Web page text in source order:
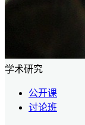
学术研究
公开课
讨论班